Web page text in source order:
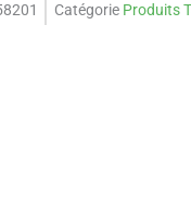
Catégorie Produits